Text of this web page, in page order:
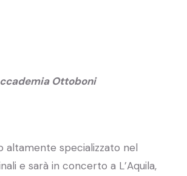
Ottoboni
altamente specializzato nel
e sarà in concerto a L’Aquila,